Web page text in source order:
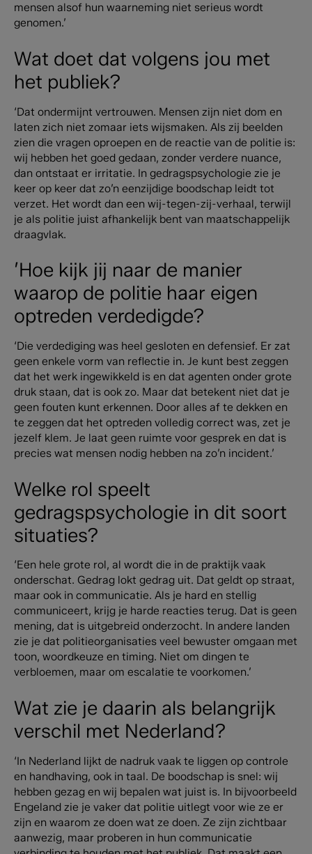
mensen alsof hun waarneming niet serieus wordt
genomen.’
Wat doet dat volgens jou met
het publiek?
‘Dat ondermijnt vertrouwen. Mensen zijn niet dom en
laten zich niet zomaar iets wijsmaken. Als zij beelden
zien die vragen oproepen en de reactie van de politie is:
wij hebben het goed gedaan, zonder verdere nuance,
dan ontstaat er irritatie. In gedragspsychologie zie je
keer op keer dat zo’n eenzijdige boodschap leidt tot
verzet. Het wordt dan een wij-tegen-zij-verhaal, terwijl
je als politie juist afhankelijk bent van maatschappelijk
draagvlak.
’Hoe kijk jij naar de manier
waarop de politie haar eigen
optreden verdedigde?
‘Die verdediging was heel gesloten en defensief. Er zat
geen enkele vorm van reflectie in. Je kunt best zeggen
dat het werk ingewikkeld is en dat agenten onder grote
druk staan, dat is ook zo. Maar dat betekent niet dat je
geen fouten kunt erkennen. Door alles af te dekken en
te zeggen dat het optreden volledig correct was, zet je
jezelf klem. Je laat geen ruimte voor gesprek en dat is
precies wat mensen nodig hebben na zo’n incident.’
Welke rol speelt
gedragspsychologie in dit soort
situaties?
‘Een hele grote rol, al wordt die in de praktijk vaak
onderschat. Gedrag lokt gedrag uit. Dat geldt op straat,
maar ook in communicatie. Als je hard en stellig
communiceert, krijg je harde reacties terug. Dat is geen
mening, dat is uitgebreid onderzocht. In andere landen
zie je dat politieorganisaties veel bewuster omgaan met
toon, woordkeuze en timing. Niet om dingen te
verbloemen, maar om escalatie te voorkomen.’
Wat zie je daarin als belangrijk
verschil met Nederland?
‘In Nederland lijkt de nadruk vaak te liggen op controle
en handhaving, ook in taal. De boodschap is snel: wij
hebben gezag en wij bepalen wat juist is. In bijvoorbeeld
Engeland zie je vaker dat politie uitlegt voor wie ze er
zijn en waarom ze doen wat ze doen. Ze zijn zichtbaar
aanwezig, maar proberen in hun communicatie